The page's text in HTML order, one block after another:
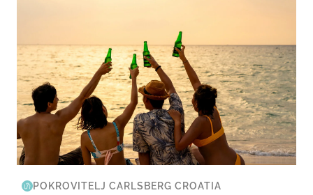
POKROVITELJ CARLSBERG CROATIA